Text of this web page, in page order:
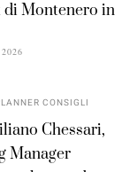
di Montenero in
CONSIGLI
Chessari,
Manager